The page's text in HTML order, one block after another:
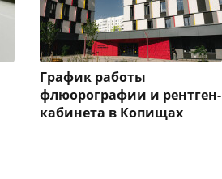
График работы
флюорографии и рентген-
кабинета в Копищах